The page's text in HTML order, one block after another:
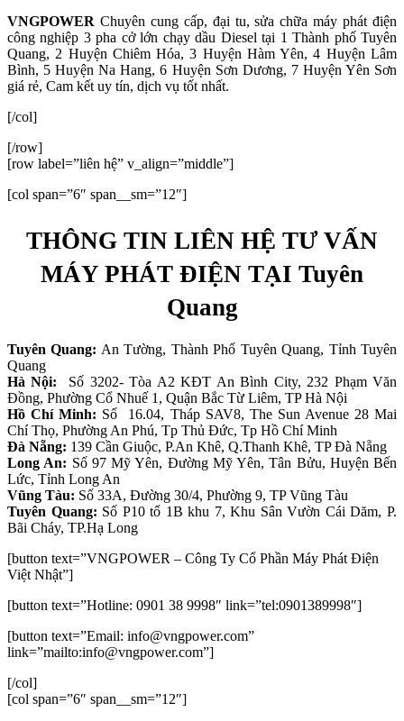
VNGPOWER Chuyên cung cấp, đại tu, sửa chữa máy phát điện
công nghiệp 3 pha cở lớn chạy dầu Diesel tại 1 Thành phố Tuyên
Quang, 2 Huyện Chiêm Hóa, 3 Huyện Hàm Yên, 4 Huyện Lâm
Bình, 5 Huyện Na Hang, 6 Huyện Sơn Dương, 7 Huyện Yên Sơn
giá rẻ, Cam kết uy tín, dịch vụ tốt nhất.
[/col]
[/row]
[row label=”liên hệ” v_align=”middle”]
[col span=”6″ span__sm=”12″]
THÔNG TIN LIÊN HỆ TƯ VẤN
MÁY PHÁT ĐIỆN TẠI Tuyên
Quang
Tuyên Quang: An Tường, Thành Phố Tuyên Quang, Tỉnh Tuyên
Quang
Hà Nội: Số 3202- Tòa A2 KĐT An Bình City, 232 Phạm Văn
Đồng, Phường Cổ Nhuế 1, Quận Bắc Từ Liêm, TP Hà Nội
Hồ Chí Minh: Số 16.04, Tháp SAV8, The Sun Avenue 28 Mai
Chí Thọ, Phường An Phú, Tp Thủ Đức, Tp Hồ Chí Minh
Đà Nẵng: 139 Cần Giuộc, P.An Khê, Q.Thanh Khê, TP Đà Nẵng
Long An: Số 97 Mỹ Yên, Đường Mỹ Yên, Tân Bửu, Huyện Bến
Lức, Tỉnh Long An
Vũng Tàu: Số 33A, Đường 30/4, Phường 9, TP Vũng Tàu
Tuyên Quang: Số P10 tổ 1B khu 7, Khu Sân Vườn Cái Dăm, P.
Bãi Cháy, TP.Hạ Long
[button text=”VNGPOWER – Công Ty Cổ Phần Máy Phát Điện
Việt Nhật”]
[button text=”Hotline: 0901 38 9998″ link=”tel:0901389998″]
[button text=”Email: info@vngpower.com”
link=”mailto:info@vngpower.com”]
[/col]
[col span=”6″ span__sm=”12″]